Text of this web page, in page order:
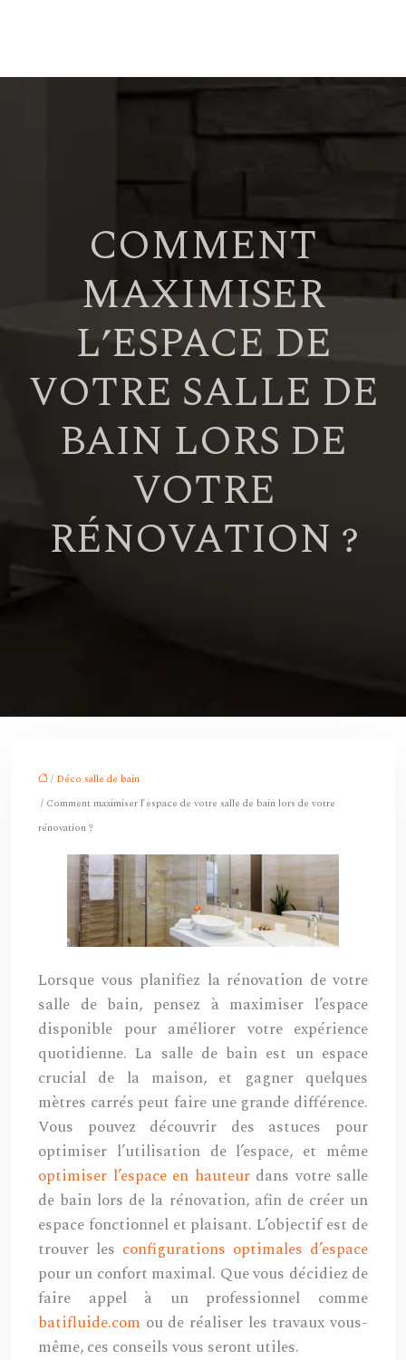
COMMENT
MAXIMISER
L’ESPACE DE
VOTRE SALLE DE
BAIN LORS DE
VOTRE
RÉNOVATION ?
/ Déco salle de bain
/ Comment maximiser l’espace de votre salle de bain lors de votre
rénovation ?
Lorsque vous planifiez la rénovation de votre
salle de bain, pensez à maximiser l’espace
disponible pour améliorer votre expérience
quotidienne. La salle de bain est un espace
crucial de la maison, et gagner quelques
mètres carrés peut faire une grande différence.
Vous pouvez découvrir des astuces pour
optimiser l’utilisation de l’espace, et même
optimiser l’espace en hauteurdans votre salle
de bain lors de la rénovation, afin de créer un
espace fonctionnel et plaisant. L’objectif est de
trouver les configurations optimales d’espace
pour un confort maximal. Que vous décidiez de
faire appel à un professionnel comme
batifluide.com ou de réaliser les travaux vous-
même, ces conseils vous seront utiles.